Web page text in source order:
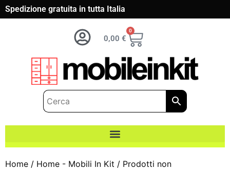
Spedizione gratuita in tutta Italia
0,00 €
0
Home / Home - Mobili In Kit / Prodotti non